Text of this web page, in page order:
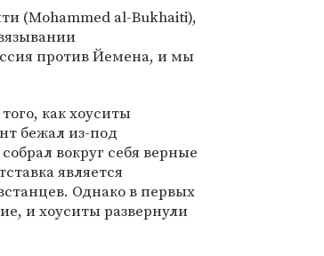
(Mohammed al-Bukhaiti),
против Йемена, и мы
как хоуситы
бежал из-под
вокруг себя верные
является
Однако в первых
и хоуситы развернули